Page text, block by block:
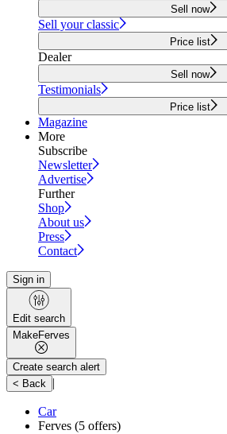
Sell now
Sell your classic
Price list
Dealer
Sell now
Testimonials
Price list
Magazine
More
Subscribe
Newsletter
Advertise
Further
Shop
About us
Press
Contact
Sign in
Edit search
MakeFerves
Create search alert
< Back |
Car
Ferves (5 offers)